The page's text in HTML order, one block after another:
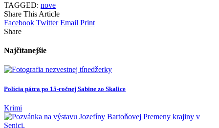
TAGGED: nove
Share This Article
Facebook Twitter Email Print
Share
Najčítanejšie
Polícia pátra po 15-ročnej Sabine zo Skalice
Krimi